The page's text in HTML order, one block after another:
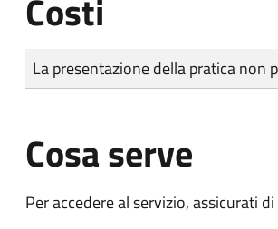
Costi
Tipo di pagamento
Importo
La presentazione della pratica non
Cosa serve
Per accedere al servizio, assicurati